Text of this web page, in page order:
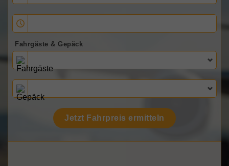
Fahrgäste & Gepäck
Jetzt Fahrpreis ermitteln